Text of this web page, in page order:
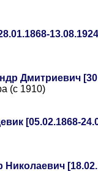
Дмитриевич
(с 1910)
[05.02.1868-